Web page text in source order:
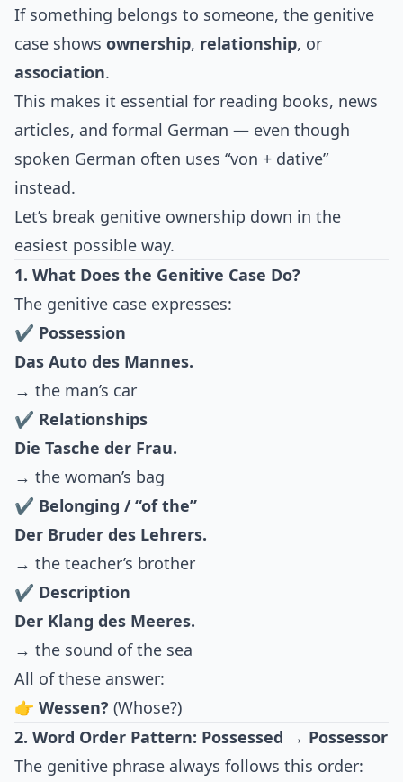
If something belongs to someone, the genitive
case shows ownership, relationship, or
association.
This makes it essential for reading books, news
articles, and formal German — even though
spoken German often uses “von + dative”
instead.
Let’s break genitive ownership down in the
easiest possible way.
1. What Does the Genitive Case Do?
The genitive case expresses:
✔ Possession
Das Auto des Mannes.
→ the man’s car
✔ Relationships
Die Tasche der Frau.
→ the woman’s bag
✔ Belonging / “of the”
Der Bruder des Lehrers.
→ the teacher’s brother
✔ Description
Der Klang des Meeres.
→ the sound of the sea
All of these answer:
👉 Wessen? (Whose?)
2. Word Order Pattern: Possessed → Possessor
The genitive phrase always follows this order: